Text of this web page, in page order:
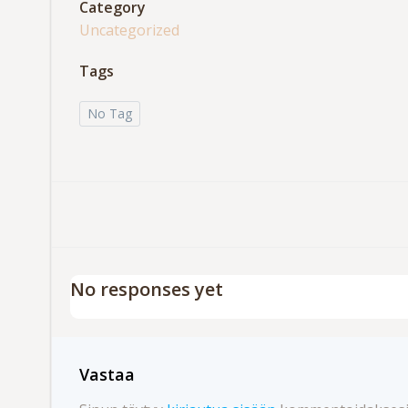
Category
Uncategorized
Tags
No Tag
No responses yet
Vastaa